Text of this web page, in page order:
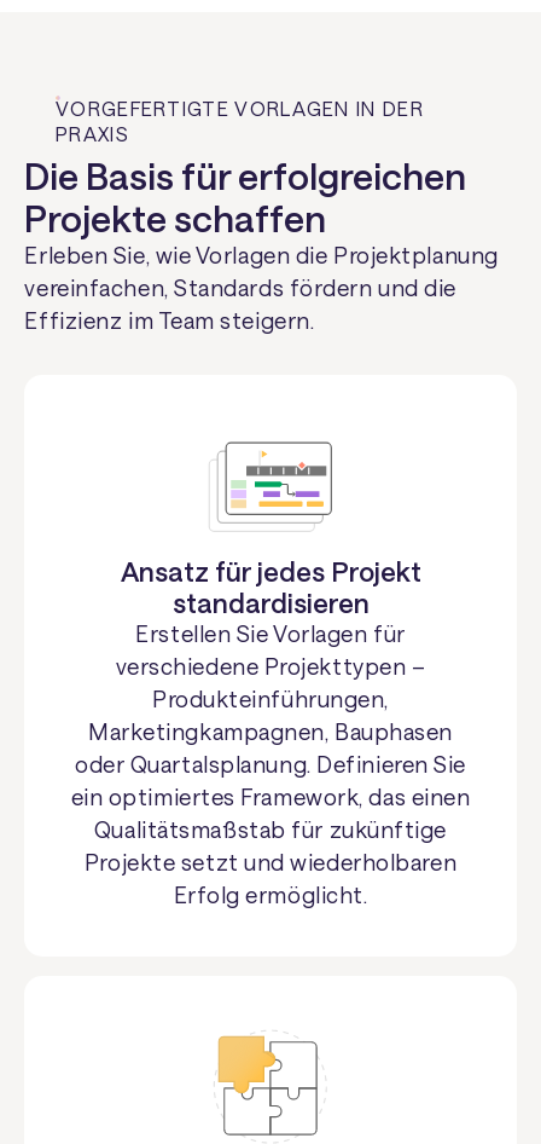
VORGEFERTIGTE VORLAGEN IN DER
PRAXIS
Die Basis für erfolgreichen
Projekte schaffen
Erleben Sie, wie Vorlagen die Projektplanung
vereinfachen, Standards fördern und die
Effizienz im Team steigern.
Ansatz für jedes Projekt
standardisieren
Erstellen Sie Vorlagen für
verschiedene Projekttypen –
Produkteinführungen,
Marketingkampagnen, Bauphasen
oder Quartalsplanung. Definieren Sie
ein optimiertes Framework, das einen
Qualitätsmaßstab für zukünftige
Projekte setzt und wiederholbaren
Erfolg ermöglicht.